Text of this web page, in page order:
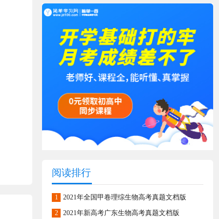
阅读排行
1 2021年全国甲卷理综生物高考真题文档版
2 2021年新高考广东生物高考真题文档版